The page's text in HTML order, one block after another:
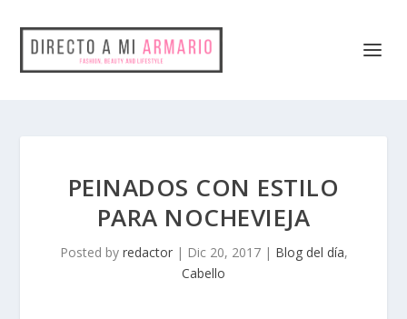
PEINADOS CON ESTILO
PARA NOCHEVIEJA
Posted by redactor| Dic 20, 2017| Blog del día,
Cabello